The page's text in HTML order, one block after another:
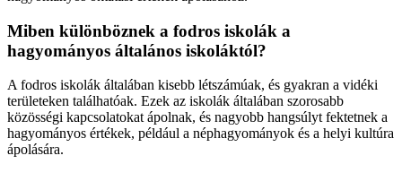
Miben különböznek a fodros iskolák a
hagyományos általános iskoláktól?
A fodros iskolák általában kisebb létszámúak, és gyakran a vidéki
területeken találhatóak. Ezek az iskolák általában szorosabb
közösségi kapcsolatokat ápolnak, és nagyobb hangsúlyt fektetnek a
hagyományos értékek, például a néphagyományok és a helyi kultúra
ápolására.